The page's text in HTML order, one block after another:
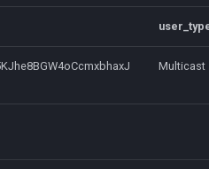
Multicast